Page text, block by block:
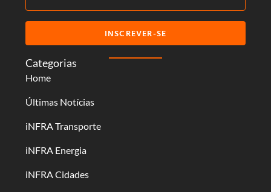
Categorias
Home
Últimas Notícias
iNFRA Transporte
iNFRA Energia
iNFRA Cidades
INSCREVER-SE